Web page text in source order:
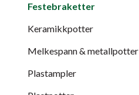
Festebraketter
Keramikkpotter
Melkespann & metallpotter
Plastampler